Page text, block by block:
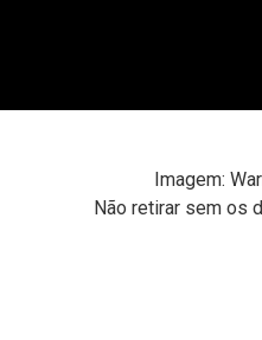
Imagem:
Não retirar sem os